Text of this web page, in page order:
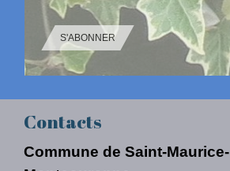
S'ABONNER
Contacts
Commune de Saint-Maurice-